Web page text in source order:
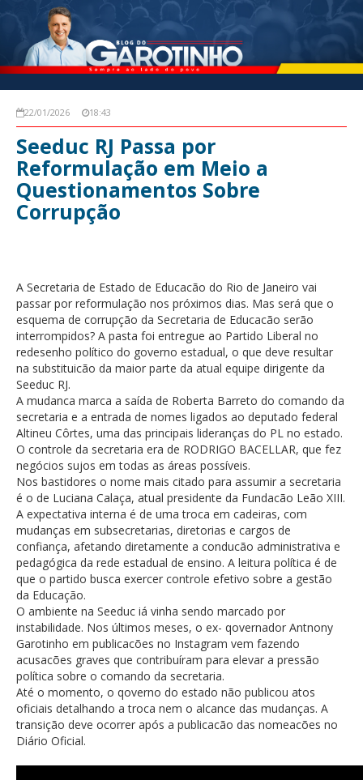
22/01/2026 18:43
Seeduc RJ Passa por
Reformulação em Meio a
Questionamentos Sobre
Corrupção
A Secretaria de Estado de Educacão do Rio de Janeiro vai
passar por reformulação nos próximos dias. Mas será que o
esquema de corrupção da Secretaria de Educacão serão
interrompidos? A pasta foi entregue ao Partido Liberal no
redesenho político do governo estadual, o que deve resultar
na substituicão da maior parte da atual equipe dirigente da
Seeduc RJ.
A mudanca marca a saída de Roberta Barreto do comando da
secretaria e a entrada de nomes ligados ao deputado federal
Altineu Côrtes, uma das principais lideranças do PL no estado.
O controle da secretaria era de RODRIGO BACELLAR, que fez
negócios sujos em todas as áreas possíveis.
Nos bastidores o nome mais citado para assumir a secretaria
é o de Luciana Calaça, atual presidente da Fundacão Leão XIII.
A expectativa interna é de uma troca em cadeiras, com
mudanças em subsecretarias, diretorias e cargos de
confiança, afetando diretamente a conducão administrativa e
pedagógica da rede estadual de ensino. A leitura política é de
que o partido busca exercer controle efetivo sobre a gestão
da Educação.
O ambiente na Seeduc iá vinha sendo marcado por
instabilidade. Nos últimos meses, o ex- qovernador Antnony
Garotinho em publicacões no Instagram vem fazendo
acusacões graves que contribuíram para elevar a pressão
política sobre o comando da secretaria.
Até o momento, o qoverno do estado não publicou atos
oficiais detalhando a troca nem o alcance das mudanças. A
transição deve ocorrer após a publicacão das nomeacões no
Diário Oficial.